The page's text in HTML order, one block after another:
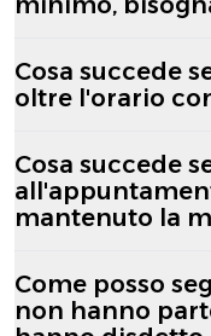
Cosa succede
oltre l'orario
Cosa succede
mantenuto la
Come posso
non hanno